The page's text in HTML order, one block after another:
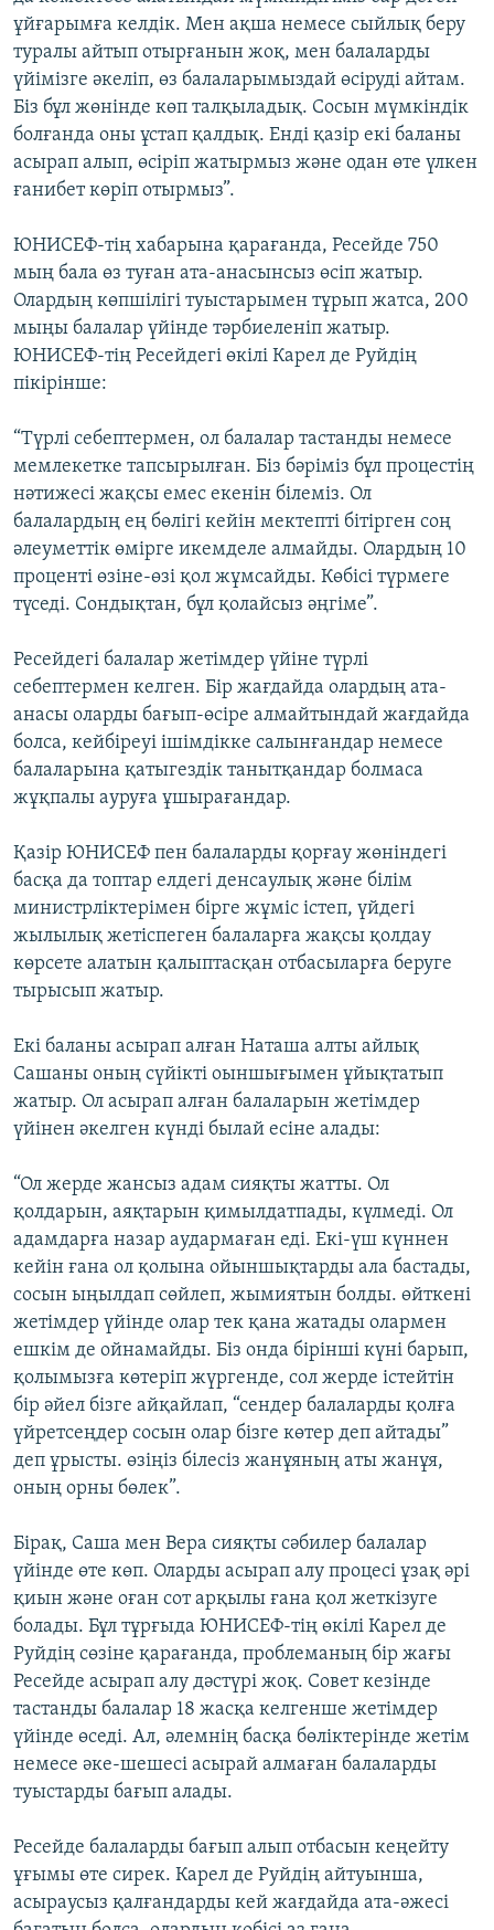
ұйғарымға келдік. Мен ақша немесе сыйлық беру
туралы айтып отырғанын жоқ, мен балаларды
үйімізге әкеліп, өз балаларымыздай өсіруді айтам.
Біз бұл жөнінде көп талқыладық. Сосын мүмкіндік
болғанда оны ұстап қалдық. Енді қазір екі баланы
асырап алып, өсіріп жатырмыз және одан өте үлкен
ғанибет көріп отырмыз”.
ЮНИСЕФ-тің хабарына қарағанда, Ресейде 750
мың бала өз туған ата-анасынсыз өсіп жатыр.
Олардың көпшілігі туыстарымен тұрып жатса, 200
мыңы балалар үйінде тәрбиеленіп жатыр.
ЮНИСЕФ-тің Ресейдегі өкілі Карел де Руйдің
пікірінше:
“Түрлі себептермен, ол балалар тастанды немесе
мемлекетке тапсырылған. Біз бәріміз бұл процестің
нәтижесі жақсы емес екенін білеміз. Ол
балалардың ең бөлігі кейін мектепті бітірген соң
әлеуметтік өмірге икемделе алмайды. Олардың 10
проценті өзіне-өзі қол жұмсайды. Көбісі түрмеге
түседі. Сондықтан, бұл қолайсыз әңгіме”.
Ресейдегі балалар жетімдер үйіне түрлі
себептермен келген. Бір жағдайда олардың ата-
анасы оларды бағып-өсіре алмайтындай жағдайда
болса, кейбіреуі ішімдікке салынғандар немесе
балаларына қатыгездік танытқандар болмаса
жұқпалы ауруға ұшырағандар.
Қазір ЮНИСЕФ пен балаларды қорғау жөніндегі
басқа да топтар елдегі денсаулық және білім
министрліктерімен бірге жұміс істеп, үйдегі
жылылық жетіспеген балаларға жақсы қолдау
көрсете алатын қалыптасқан отбасыларға беруге
тырысып жатыр.
Екі баланы асырап алған Наташа алты айлық
Сашаны оның сүйікті оыншығымен ұйықтатып
жатыр. Ол асырап алған балаларын жетімдер
үйінен әкелген күнді былай есіне алады:
“Ол жерде жансыз адам сияқты жатты. Ол
қолдарын, аяқтарын қимылдатпады, күлмеді. Ол
адамдарға назар аудармаған еді. Екі-үш күннен
кейін ғана ол қолына ойыншықтарды ала бастады,
сосын ыңылдап сөйлеп, жымиятын болды. өйткені
жетімдер үйінде олар тек қана жатады олармен
ешкім де ойнамайды. Біз онда бірінші күні барып,
қолымызға көтеріп жүргенде, сол жерде істейтін
бір әйел бізге айқайлап, “сендер балаларды қолға
үйретсеңдер сосын олар бізге көтер деп айтады”
деп ұрысты. өзіңіз білесіз жанұяның аты жанұя,
оның орны бөлек”.
Бірақ, Саша мен Вера сияқты сәбилер балалар
үйінде өте көп. Оларды асырап алу процесі ұзақ әрі
қиын және оған сот арқылы ғана қол жеткізуге
болады. Бұл тұрғыда ЮНИСЕФ-тің өкілі Карел де
Руйдің сөзіне қарағанда, проблеманың бір жағы
Ресейде асырап алу дәстүрі жоқ. Совет кезінде
тастанды балалар 18 жасқа келгенше жетімдер
үйінде өседі. Ал, әлемнің басқа бөліктерінде жетім
немесе әке-шешесі асырай алмаған балаларды
туыстарды бағып алады.
Ресейде балаларды бағып алып отбасын кеңейту
ұғымы өте сирек. Карел де Руйдің айтуынша,
асыраусыз қалғандарды кей жағдайда ата-әжесі